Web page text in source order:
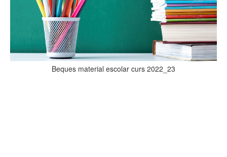
Beques material escolar curs 2022_23